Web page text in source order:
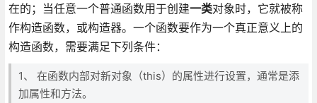
在的；当任意一个普通函数用于创建一类对象时，它就被称
作构造函数，或构造器。一个函数要作为一个真正意义上的
构造函数，需要满足下列条件：
1、 在函数内部对新对象（this）的属性进行设置，通常是添
加属性和方法。